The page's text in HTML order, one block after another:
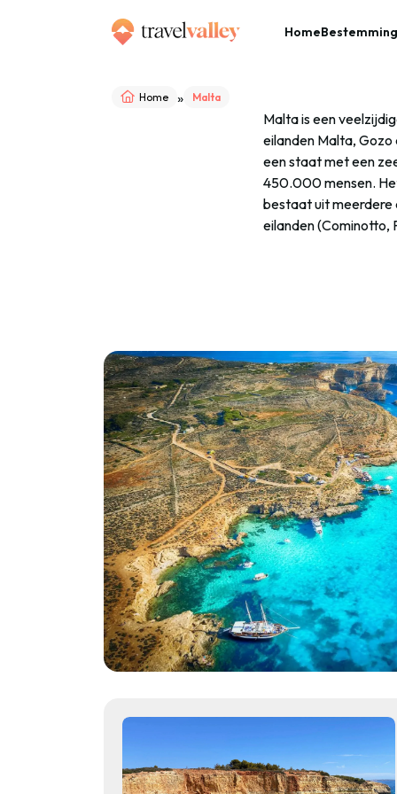
Home
Home » Malta
Malta is een
eilanden Malta,
een staat met een
450.000 mensen.
bestaat uit meerdere
eilanden (Cominotto,